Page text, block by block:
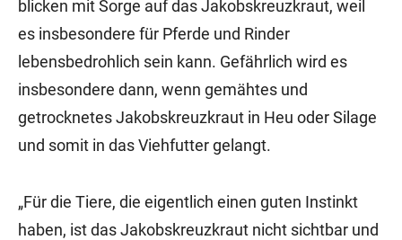
blicken mit Sorge auf das Jakobskreuzkraut, weil
es insbesondere für Pferde und Rinder
lebensbedrohlich sein kann. Gefährlich wird es
insbesondere dann, wenn gemähtes und
getrocknetes Jakobskreuzkraut in Heu oder Silage
und somit in das Viehfutter gelangt.
„Für die Tiere, die eigentlich einen guten Instinkt
haben, ist das Jakobskreuzkraut nicht sichtbar und